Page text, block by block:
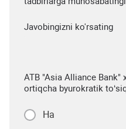
Javobingizni ko'rsating
ATB "Asia Alliance Bank"
ortiqcha byurokratik
Ha